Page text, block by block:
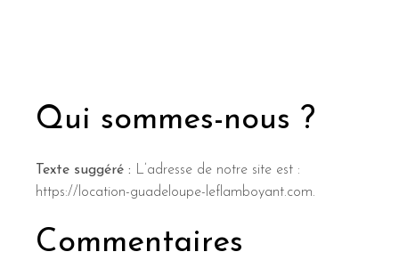
Qui sommes-nous ?
Texte suggéré : L’adresse de notre site est :
https://location-guadeloupe-leflamboyant.com.
Commentaires